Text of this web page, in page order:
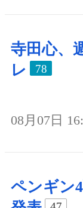
寺田心、
レ
78
08月07日
ペンギン